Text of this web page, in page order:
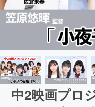
中2映画プロ